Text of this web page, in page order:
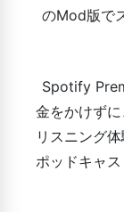
のMod版で
Spotify
金をかけず
リスニング
ポッドキャ